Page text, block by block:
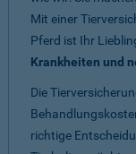
Mit einer
Pferd ist Ihr
Krankheiten und
Die
richtige